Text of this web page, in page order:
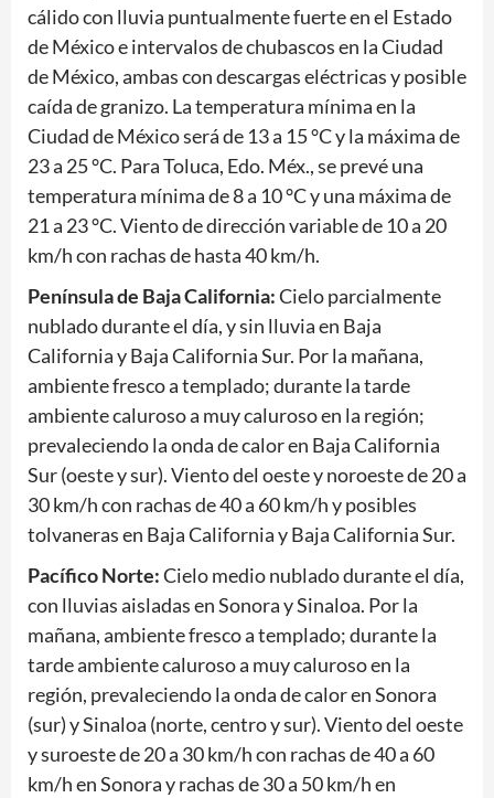
cálido con lluvia puntualmente fuerte en el Estado
de México e intervalos de chubascos en la Ciudad
de México, ambas con descargas eléctricas y posible
caída de granizo. La temperatura mínima en la
Ciudad de México será de 13 a 15 °C y la máxima de
23 a 25 °C. Para Toluca, Edo. Méx., se prevé una
temperatura mínima de 8 a 10 °C y una máxima de
21 a 23 °C. Viento de dirección variable de 10 a 20
km/h con rachas de hasta 40 km/h.
Península de Baja California:Cielo parcialmente
nublado durante el día, y sin lluvia en Baja
California y Baja California Sur. Por la mañana,
ambiente fresco a templado; durante la tarde
ambiente caluroso a muy caluroso en la región;
prevaleciendo la onda de calor en Baja California
Sur (oeste y sur). Viento del oeste y noroeste de 20 a
30 km/h con rachas de 40 a 60 km/h y posibles
tolvaneras en Baja California y Baja California Sur.
Pacífico Norte:Cielo medio nublado durante el día,
con lluvias aisladas en Sonora y Sinaloa. Por la
mañana, ambiente fresco a templado; durante la
tarde ambiente caluroso a muy caluroso en la
región, prevaleciendo la onda de calor en Sonora
(sur) y Sinaloa (norte, centro y sur). Viento del oeste
y suroeste de 20 a 30 km/h con rachas de 40 a 60
km/h en Sonora y rachas de 30 a 50 km/h en